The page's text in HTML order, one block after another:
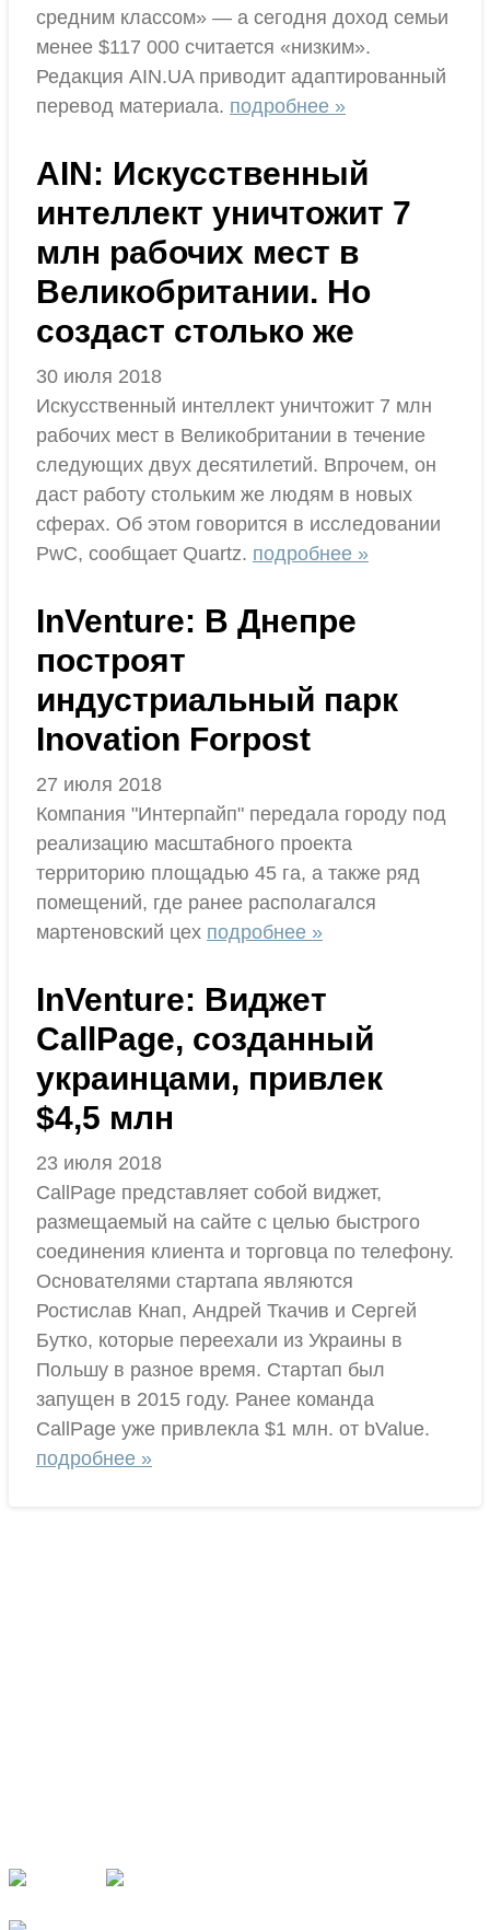
средним классом» — а сегодня доход семьи
менее $117 000 считается «низким».
Редакция AIN.UA приводит адаптированный
перевод материала. подробнее »
AIN: Искусственный
интеллект уничтожит 7
млн рабочих мест в
Великобритании. Но
создаст столько же
30 июля 2018
Искусственный интеллект уничтожит 7 млн
рабочих мест в Великобритании в течение
следующих двух десятилетий. Впрочем, он
даст работу стольким же людям в новых
сферах. Об этом говорится в исследовании
PwC, сообщает Quartz. подробнее »
InVenture: В Днепре
построят
индустриальный парк
Inovation Forpost
27 июля 2018
Компания "Интерпайп" передала городу под
реализацию масштабного проекта
территорию площадью 45 га, а также ряд
помещений, где ранее располагался
мартеновский цех подробнее »
InVenture: Виджет
CallPage, созданный
украинцами, привлек
$4,5 млн
23 июля 2018
CallPage представляет собой виджет,
размещаемый на сайте с целью быстрого
соединения клиента и торговца по телефону.
Основателями стартапа являются
Ростислав Кнап, Андрей Ткачив и Сергей
Бутко, которые переехали из Украины в
Польшу в разное время. Стартап был
запущен в 2015 году. Ранее команда
CallPage уже привлекла $1 млн. от bValue.
подробнее »